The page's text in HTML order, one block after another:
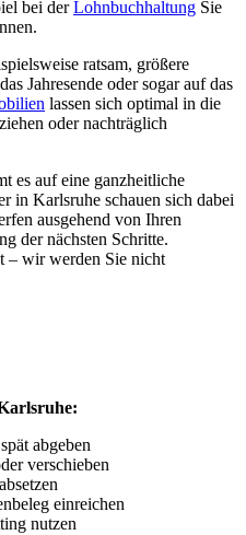
bei derLohnbuchhaltung Sie
ratsam, größere
Jahresende oder sogar auf das
lassen sich optimal in die
oder nachträglich
es auf eine ganzheitliche
in Karlsruhe schauen sich dabei
ausgehend von Ihren
der nächsten Schritte.
– wir werden Sie nicht
abgeben
verschieben
einreichen
nutzen